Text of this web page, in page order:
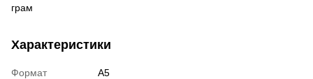
грам
Характеристики
Формат
А5